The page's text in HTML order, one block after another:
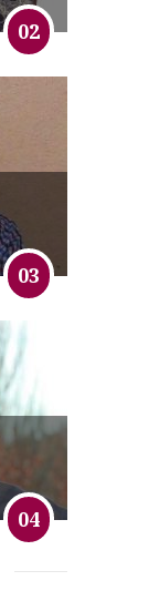
02
03
04